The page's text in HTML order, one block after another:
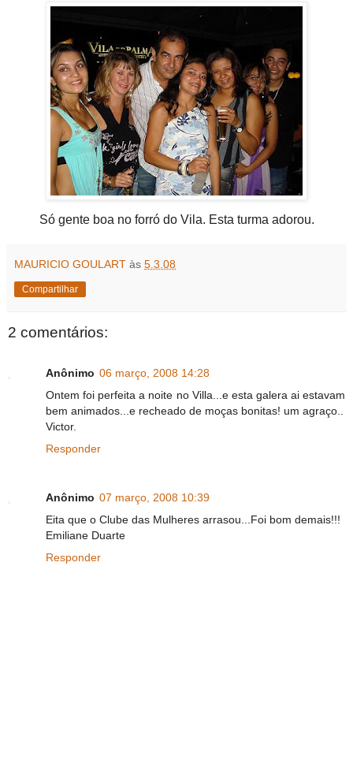
Só gente boa no forró do Vila. Esta turma adorou.
MAURICIO GOULART às 5.3.08
Compartilhar
2 comentários:
Anônimo 06 março, 2008 14:28
Ontem foi perfeita a noite no Villa...e esta galera ai estavam
bem animados...e recheado de moças bonitas! um agraço..
Victor.
Responder
Anônimo 07 março, 2008 10:39
Eita que o Clube das Mulheres arrasou...Foi bom demais!!!
Emiliane Duarte
Responder